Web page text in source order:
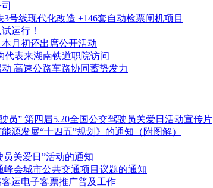
号线现代化改造 +146套自动检票闸机项目
运行！
月初还出席公开活动
代表来湖南铁道职院访问
高速公路车路协同蓄势发力
员” 第四届5.20全国公交驾驶员关爱日活动宣传片
源发展“十四五”规划》的通知（附图解）
员关爱日”活动的通知
峰会城市公共交通项目议题的通知
运电子客票推广普及工作